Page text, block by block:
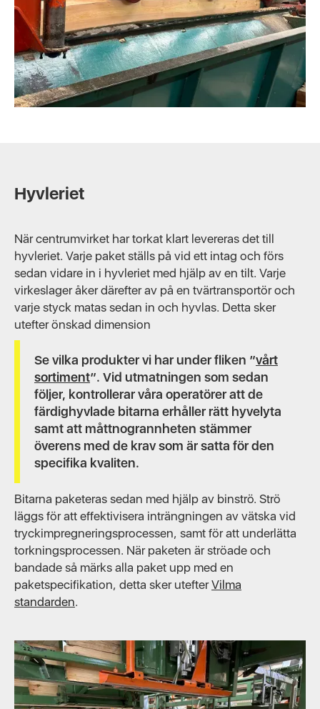
Hyvleriet
När centrumvirket har torkat klart levereras det till
hyvleriet. Varje paket ställs på vid ett intag och förs
sedan vidare in i hyvleriet med hjälp av en tilt. Varje
virkeslager åker därefter av på en tvärtransportör och
varje styck matas sedan in och hyvlas. Detta sker
utefter önskad dimension
Se vilka produkter vi har under fliken ”vårt
sortiment”. Vid utmatningen som sedan
följer, kontrollerar våra operatörer att de
färdighyvlade bitarna erhåller rätt hyvelyta
samt att måttnogrannheten stämmer
överens med de krav som är satta för den
specifika kvaliten.
Bitarna paketeras sedan med hjälp av binströ. Strö
läggs för att effektivisera inträngningen av vätska vid
tryckimpregneringsprocessen, samt för att underlätta
torkningsprocessen. När paketen är ströade och
bandade så märks alla paket upp med en
paketspecifikation, detta sker utefterVilma
standarden.